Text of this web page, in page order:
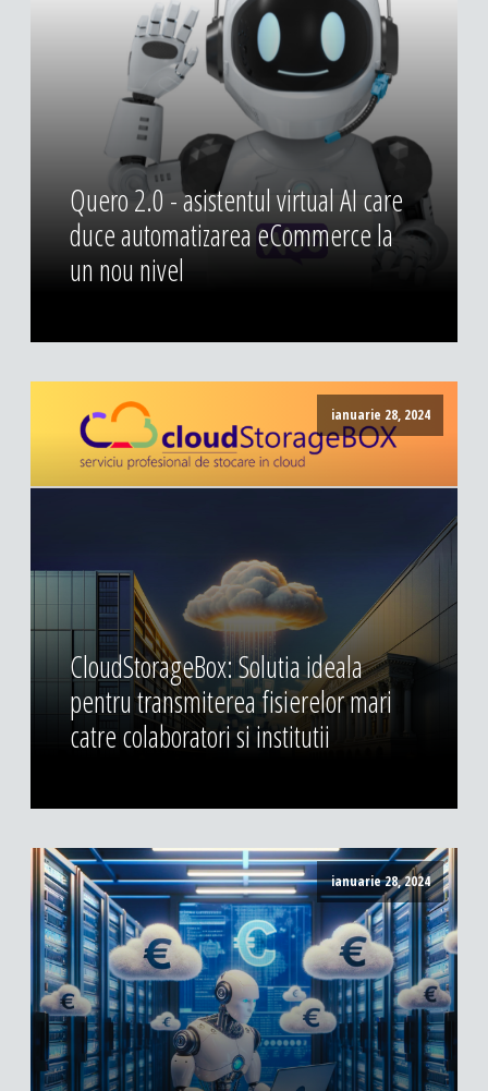
Quero 2.0 - asistentul virtual AI care
duce automatizarea eCommerce la
un nou nivel
ianuarie 28, 2024
CloudStorageBox: Solutia ideala
pentru transmiterea fisierelor mari
catre colaboratori si institutii
ianuarie 28, 2024